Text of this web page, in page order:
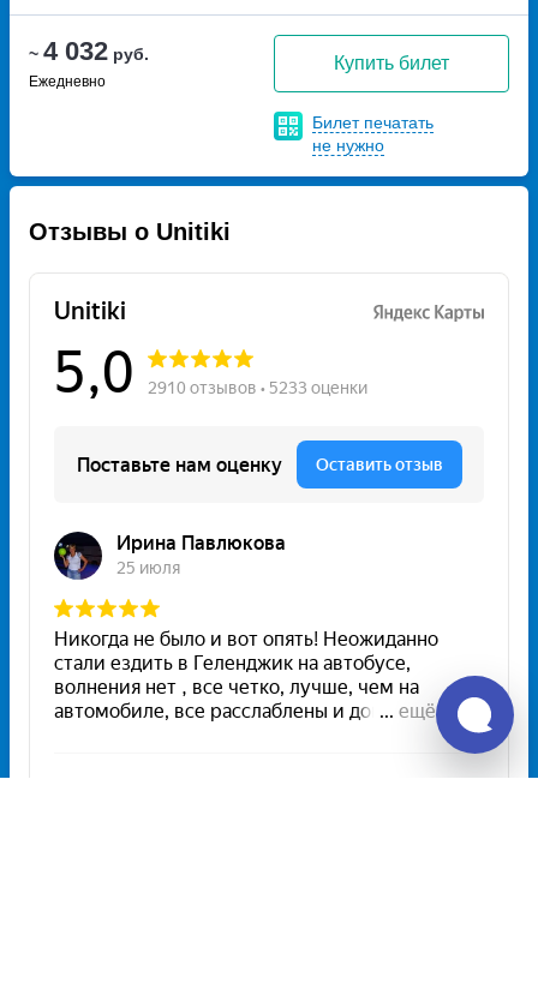
~ 4 032 руб.
Ежедневно
Купить билет
Билет печатать
не нужно
Отзывы о Unitiki